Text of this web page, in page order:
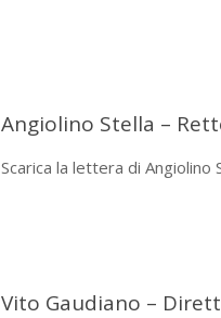
Angiolino Stella –
Scarica la lettera di Angiolino
Vito Gaudiano –